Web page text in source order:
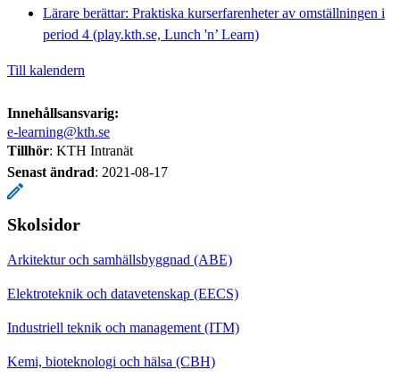
Lärare berättar: Praktiska kurserfarenheter av omställningen i
period 4 (play.kth.se, Lunch 'n’ Learn)
Till kalendern
Innehållsansvarig:
e-learning@kth.se
Tillhör: KTH Intranät
Senast ändrad: 2021-08-17
Skolsidor
Arkitektur och samhällsbyggnad (ABE)
Elektroteknik och datavetenskap (EECS)
Industriell teknik och management (ITM)
Kemi, bioteknologi och hälsa (CBH)